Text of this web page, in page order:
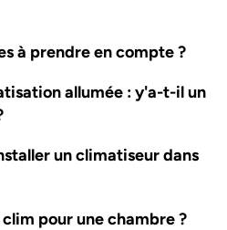
à prendre en compte ?
allumée : y'a-t-il un
un climatiseur dans
pour une chambre ?